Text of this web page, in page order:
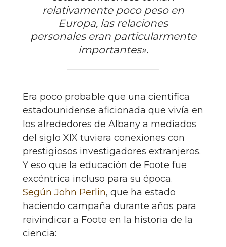
relativamente poco peso en
Europa, las relaciones
personales eran particularmente
importantes».
Era poco probable que una científica
estadounidense aficionada que vivía en
los alrededores de Albany a mediados
del siglo XIX tuviera conexiones con
prestigiosos investigadores extranjeros.
Y eso que la educación de Foote fue
excéntrica incluso para su época.
Según John Perlin, que ha estado
haciendo campaña durante años para
reivindicar a Foote en la historia de la
ciencia: